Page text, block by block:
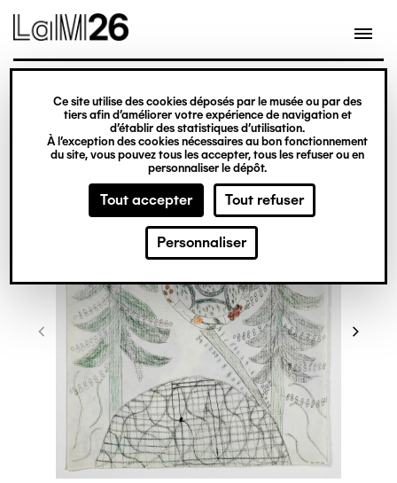
Gestion des cookies
Ce site utilise des cookies déposés par le musée ou par des
tiers afin d’améliorer votre expérience de navigation et
d’établir des statistiques d’utilisation.
À l’exception des cookies nécessaires au bon fonctionnement
du site, vous pouvez tous les accepter, tous les refuser ou en
personnaliser le dépôt.
Tout accepter Tout refuser
Personnaliser
contenu